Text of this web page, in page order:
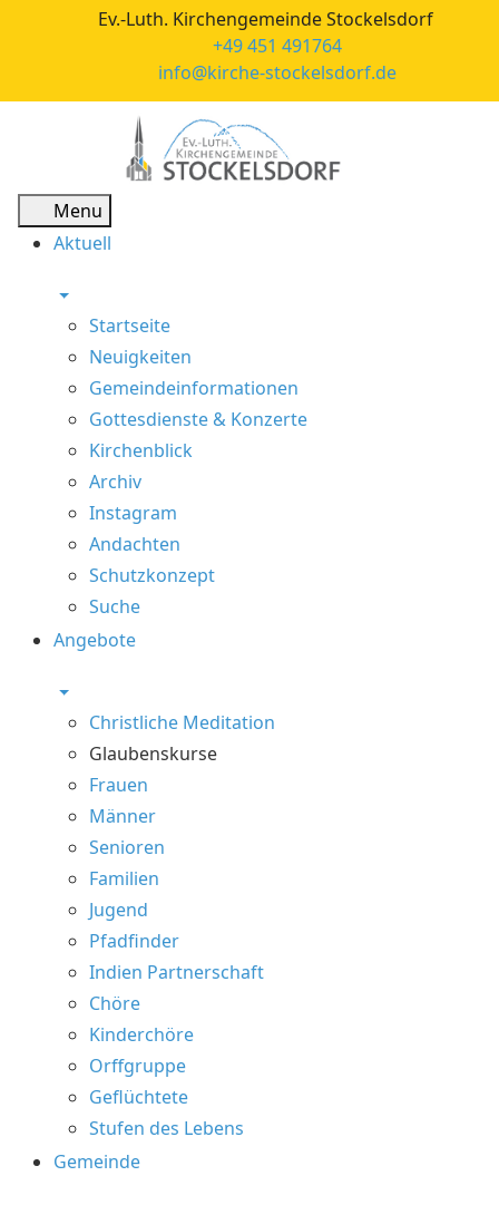
Ev.-Luth. Kirchengemeinde Stockelsdorf
+49 451 491764
info@kirche-stockelsdorf.de
Menu
Aktuell
Startseite
Neuigkeiten
Gemeindeinformationen
Gottesdienste & Konzerte
Kirchenblick
Archiv
Instagram
Andachten
Schutzkonzept
Suche
Angebote
Christliche Meditation
Glaubenskurse
Frauen
Männer
Senioren
Familien
Jugend
Pfadfinder
Indien Partnerschaft
Chöre
Kinderchöre
Orffgruppe
Geflüchtete
Stufen des Lebens
Gemeinde